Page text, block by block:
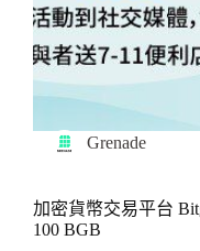
Grenade
加密貨幣交易平台
100 BGB